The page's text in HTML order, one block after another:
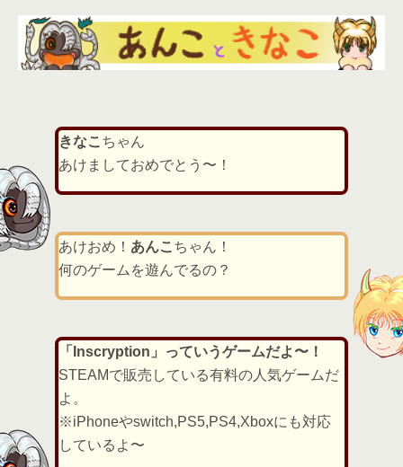
itt
er
e re
a
ai
l
きなこ ちゃん
あけましておめでとう〜！
あけおめ！ あんこ ちゃん！
何のゲームを遊んでるの？
「Inscryption」っていうゲームだよ〜！
STEAMで販売している有料の人気ゲームだ
よ。
※iPhoneやswitch,PS5,PS4,Xboxにも対応
しているよ〜